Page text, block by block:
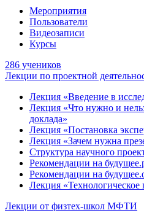
Мероприятия
Пользователи
Видеозаписи
Курсы
286 учеников
Лекции по проектной
Лекция «Введение в
Лекция «Что нужно и
доклада»
Лекция «Постановка
Лекция «Зачем нужна
Структура научного
Рекомендации на
Рекомендации на
Лекция
Лекции от физтех-школ МФТИ